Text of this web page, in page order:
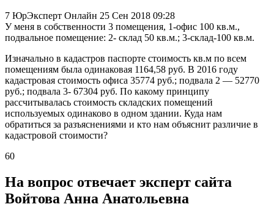
7 ЮрЭксперт Онлайн 25 Сен 2018 09:28
У меня в собственности 3 помещения, 1-офис 100 кв.м.,
подвальное помещение: 2- склад 50 кв.м.; 3-склад-100 кв.м.
Изначально в кадастров паспорте стоимость кв.м по всем
помещениям была одинаковая 1164,58 руб. В 2016 году
кадастровая стоимость офиса 35774 руб.; подвала 2 — 52770
руб.; подвала 3- 67304 руб. По какому принципу
рассчитывалась стоимость складских помещений
используемых одинаково в одном здании. Куда нам
обратиться за разъяснениями и кто нам объяснит различие в
кадастровой стоимости?
60
На вопрос отвечает эксперт сайта
Войтова Анна Анатольевна